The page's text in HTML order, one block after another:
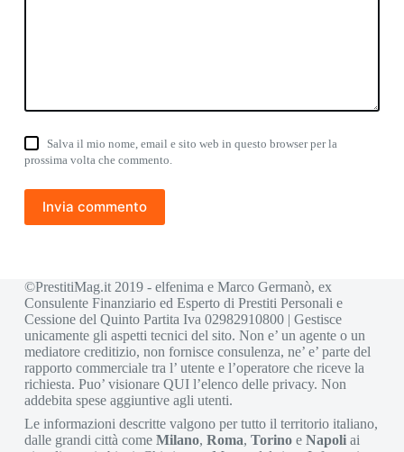
Salva il mio nome, email e sito web in questo browser per la
prossima volta che commento.
Invia commento
©PrestitiMag.it 2019 - elfenima e Marco Germanò, ex
Consulente Finanziario ed Esperto di Prestiti Personali e
Cessione del Quinto Partita Iva 02982910800 | Gestisce
unicamente gli aspetti tecnici del sito. Non e’ un agente o un
mediatore creditizio, non fornisce consulenza, ne’ e’ parte del
rapporto commerciale tra l’ utente e l’operatore che riceve la
richiesta. Puo’ visionare QUIl’elenco delle privacy. Non
addebita spese aggiuntive agli utenti.
Le informazioni descritte valgono per tutto il territorio italiano,
dalle grandi città come Milano, Roma, Torinoe Napoliai